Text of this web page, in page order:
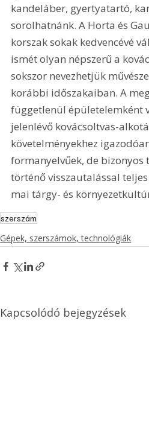
kandeláber, gyertyatartó,
sorolhatnánk. A Horta és
korszak sokak kedvencévé
ismét olyan népszerű a
sokszor nevezhetjük
korábbi időszakaiban. A
függetlenül épületelemként
jelenlévő kovácsoltvas-
követelményekhez
formanyelvűek, de
történő visszautalással
mai tárgy- és
szerszám
Gépek, szerszámok, technológiák
Kapcsolódó bejegyzések